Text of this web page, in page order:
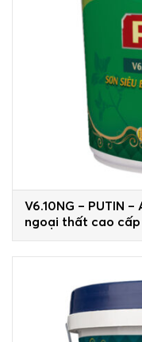
V6.10NG – PUTIN
ngoại thất cao cấp